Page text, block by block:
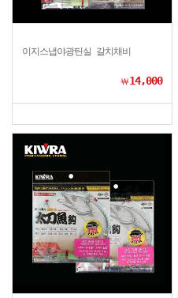
이지스냅야광틴실 갈치채비
￦14,000